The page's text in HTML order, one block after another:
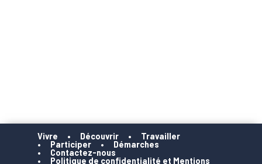
Vivre Découvrir
Travailler
Participer
Démarches
Contactez-nous
Politique de confidentialité et Mentions